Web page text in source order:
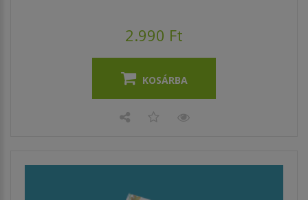
2.990 Ft
KOSÁRBA